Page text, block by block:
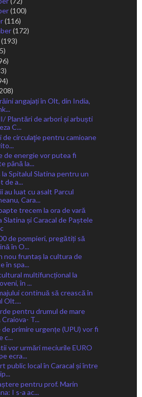
(100)
(116)
(172)
(193)
angajați în Olt, din India,
Plantări de arbori și arbuști
C...
de circulaţie pentru camioane
de energie vor putea fi
până la...
Spitalul Slatina pentru un
de a...
au luat cu asalt Parcul
Cara...
trecem la ora de vară
Slatina și Caracal de Paștele
de pompieri, pregătiți să
în O...
nou fruntaș la cultura de
în spa...
multifuncțional la
în ...
continuă să crească în
Olt....
pentru drumul de mare
T...
primire urgențe (UPU) vor fi
c...
vor urmări meciurile EURO
ecra...
public local în Caracal și între
pentru prof. Marin
I s-a ac...